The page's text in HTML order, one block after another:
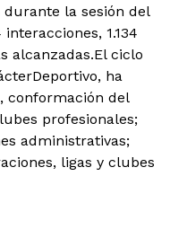
la sesión del
1.134
alcanzadas.El ciclo
ha
conformación del
profesionales;
administrativas;
ligas y clubes